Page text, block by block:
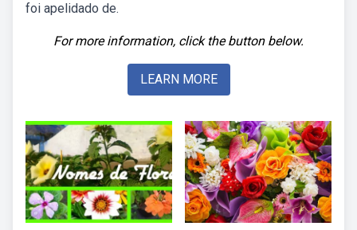
foi apelidado de.
For more information, click the button below.
LEARN MORE